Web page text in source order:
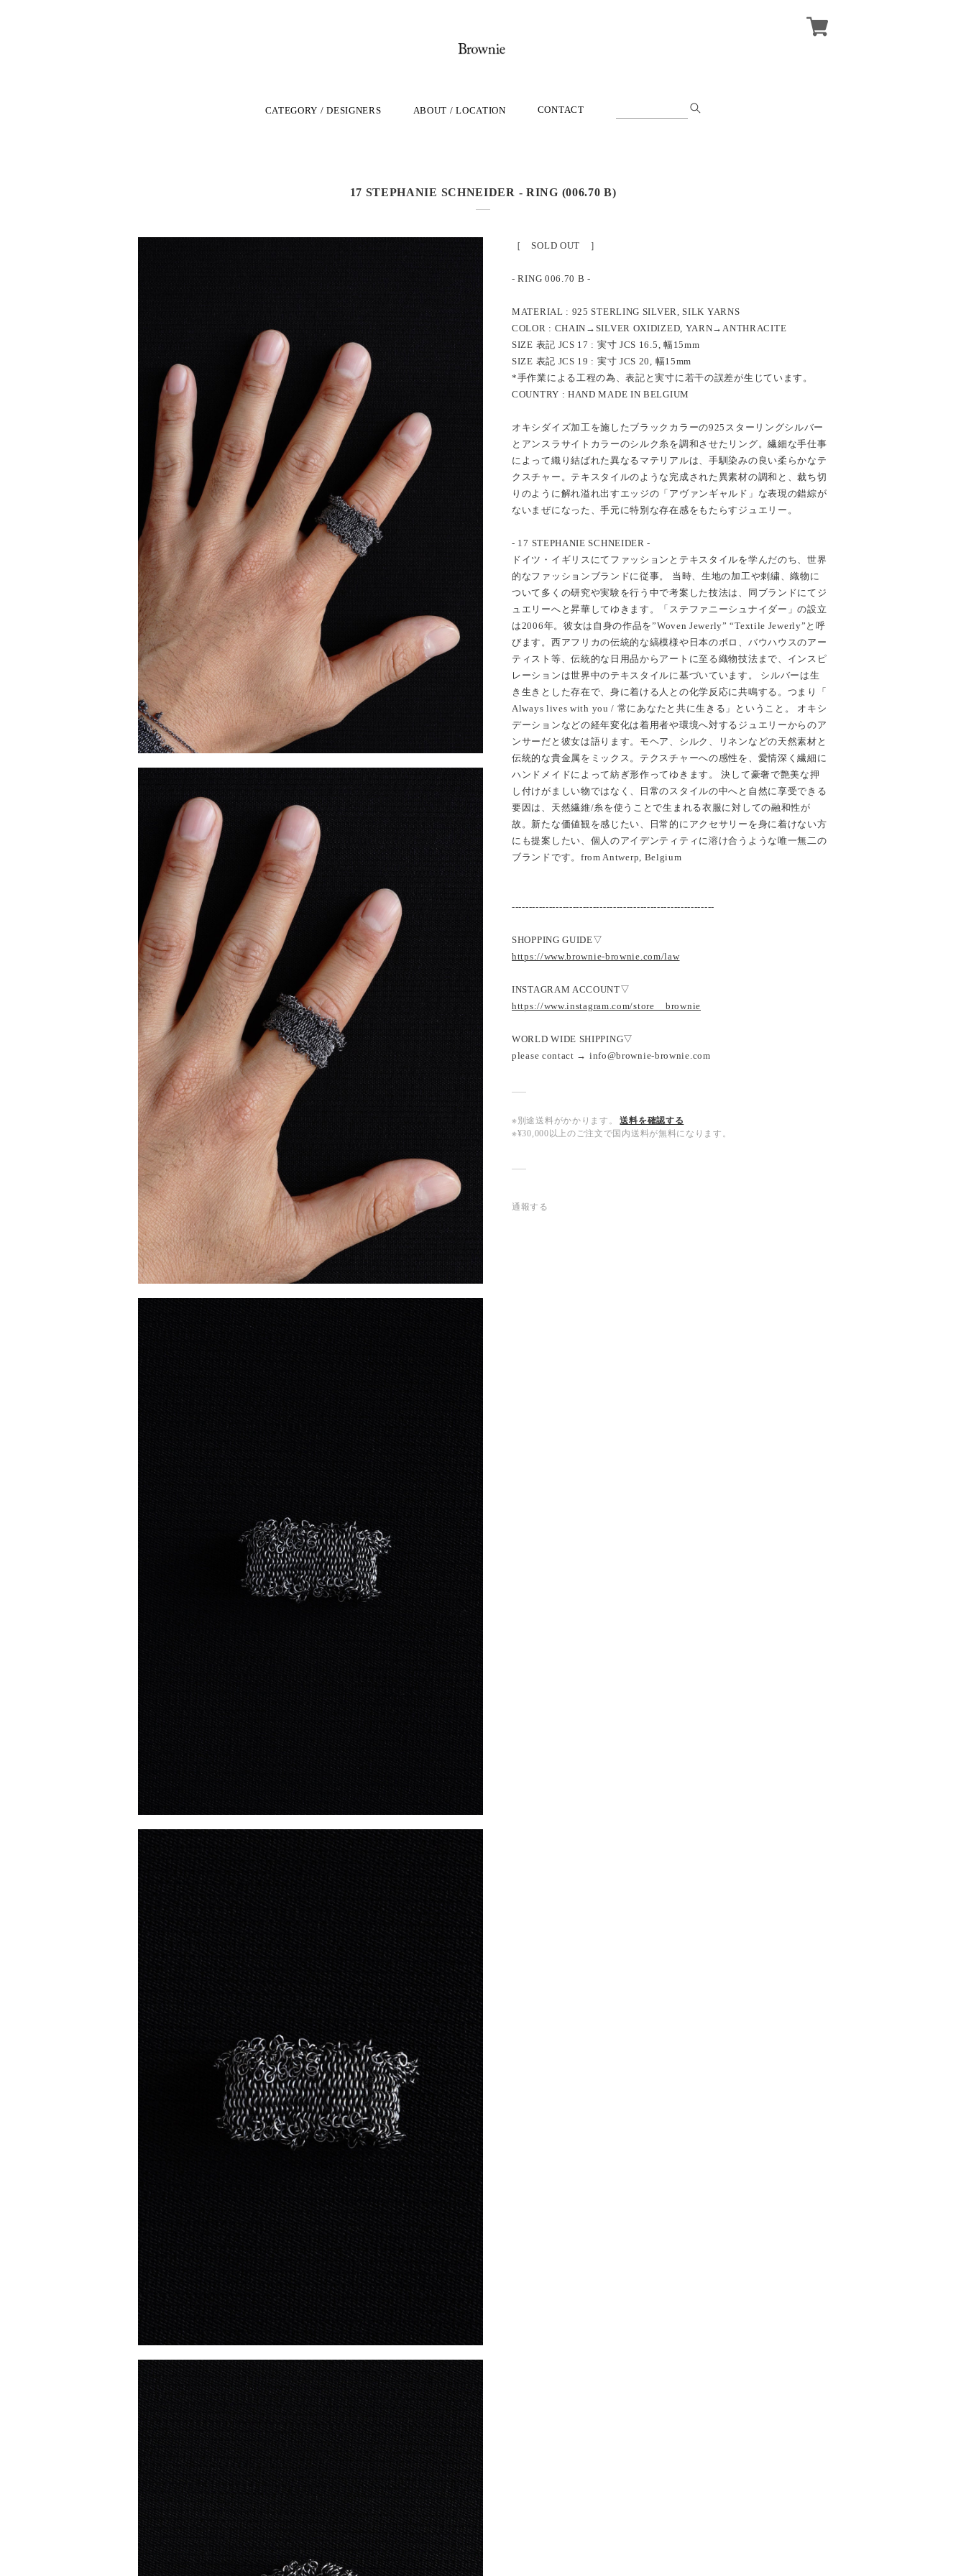
CATEGORY / DESIGNERS ABOUT / LOCATION CONTACT
17 STEPHANIE SCHNEIDER - RING (006.70 B)
［ SOLD OUT ］
- RING 006.70 B -
MATERIAL : 925 STERLING SILVER, SILK YARNS
COLOR : CHAIN→SILVER OXIDIZED, YARN→ANTHRACITE
SIZE 表記 JCS 17 : 実寸 JCS 16.5, 幅15mm
SIZE 表記 JCS 19 : 実寸 JCS 20, 幅15mm
*手作業による工程の為、表記と実寸に若干の誤差が生じています。
COUNTRY : HAND MADE IN BELGIUM
オキシダイズ加工を施したブラックカラーの925スターリングシルバー
とアンスラサイトカラーのシルク糸を調和させたリング。繊細な手仕事
によって織り結ばれた異なるマテリアルは、手馴染みの良い柔らかなテ
クスチャー。テキスタイルのような完成された異素材の調和と、裁ち切
りのように解れ溢れ出すエッジの「アヴァンギャルド」な表現の錯綜が
ないまぜになった、手元に特別な存在感をもたらすジュエリー。
- 17 STEPHANIE SCHNEIDER -
ドイツ・イギリスにてファッションとテキスタイルを学んだのち、世界
的なファッションブランドに従事。 当時、生地の加工や刺繍、織物に
ついて多くの研究や実験を行う中で考案した技法は、同ブランドにてジ
ュエリーへと昇華してゆきます。「ステファニーシュナイダー」の設立
は2006年。彼女は自身の作品を”Woven Jewerly” “Textile Jewerly”と呼
びます。西アフリカの伝統的な縞模様や日本のボロ、バウハウスのアー
ティスト等、伝統的な日用品からアートに至る織物技法まで、インスピ
レーションは世界中のテキスタイルに基づいています。 シルバーは生
き生きとした存在で、身に着ける人との化学反応に共鳴する。つまり「
Always lives with you / 常にあなたと共に生きる」ということ。 オキシ
デーションなどの経年変化は着用者や環境へ対するジュエリーからのア
ンサーだと彼女は語ります。モヘア、シルク、リネンなどの天然素材と
伝統的な貴金属をミックス。テクスチャーへの感性を、愛情深く繊細に
ハンドメイドによって紡ぎ形作ってゆきます。 決して豪奢で艶美な押
し付けがましい物ではなく、日常のスタイルの中へと自然に享受できる
要因は、天然繊維/糸を使うことで生まれる衣服に対しての融和性が
故。新たな価値観を感じたい、日常的にアクセサリーを身に着けない方
にも提案したい、個人のアイデンティティに溶け合うような唯一無二の
ブランドです。from Antwerp, Belgium
------------------------------------------------------------
SHOPPING GUIDE▽
https://www.brownie-brownie.com/law
INSTAGRAM ACCOUNT▽
https://www.instagram.com/store__brownie
WORLD WIDE SHIPPING▽
please contact → info@brownie-brownie.com
※別途送料がかかります。
送料を確認する
※¥30,000以上のご注文で国内送料が無料になります。
通報する